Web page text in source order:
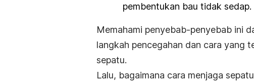
pembentukan bau tidak sedap.
Memahami penyebab-penyebab ini
langkah pencegahan dan cara yang
sepatu.
Lalu, bagaimana cara menjaga